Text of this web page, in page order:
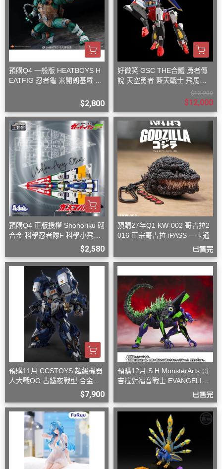
預購Q4 一般版 HEATBOYS H
EATFIG 忍者龜 米開朗基羅 1/
$2,800
好微笑 GSC THE合體 勇者傳
說 天空勇者 藍天戰士 飛馬戰
$13,200
$12,000
預購Q4 正版授權 Shohoriku 砌
合金 科學忍者隊F 科學小飛俠
$2,580
預購27年Q1 KW-002 哥吉拉2
016 正宗哥吉拉 iPASS 一卡通
已售完
預購11月 CCSTOYS 超級機器
人大戰OG 古鐵夜戰型 合金可
$7,900
預購12月 S.H.MonsterArts 哥
吉拉對福音戰士 EVANGELION
已售完